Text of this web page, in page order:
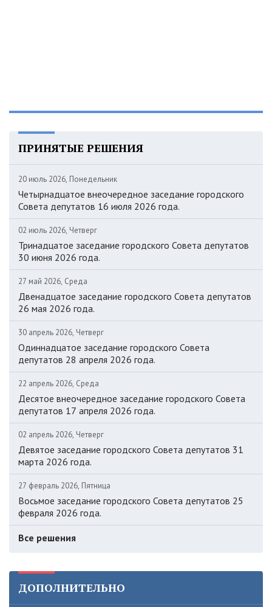
ПРИНЯТЫЕ РЕШЕНИЯ
20 июль 2026, Понедельник
Четырнадцатое внеочередное заседание городского
Совета депутатов 16 июля 2026 года.
02 июль 2026, Четверг
Тринадцатое заседание городского Совета депутатов
30 июня 2026 года.
27 май 2026, Среда
Двенадцатое заседание городского Совета депутатов
26 мая 2026 года.
30 апрель 2026, Четверг
Одиннадцатое заседание городского Совета
депутатов 28 апреля 2026 года.
22 апрель 2026, Среда
Десятое внеочередное заседание городского Совета
депутатов 17 апреля 2026 года.
02 апрель 2026, Четверг
Девятое заседание городского Совета депутатов 31
марта 2026 года.
27 февраль 2026, Пятница
Восьмое заседание городского Совета депутатов 25
февраля 2026 года.
Все решения
ДОПОЛНИТЕЛЬНО